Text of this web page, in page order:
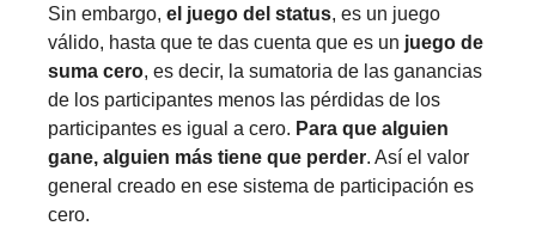
Sin embargo, el juego del status, es un juego
válido, hasta que te das cuenta que es un juego de
suma cero, es decir, la sumatoria de las ganancias
de los participantes menos las pérdidas de los
participantes es igual a cero. Para que alguien
gane, alguien más tiene que perder. Así el valor
general creado en ese sistema de participación es
cero.